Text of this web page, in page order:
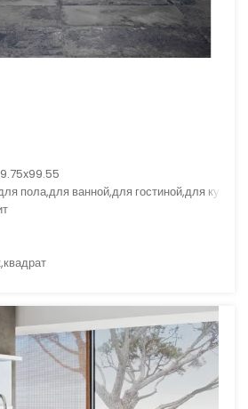
пола,для ванной,для гостиной,для кухни